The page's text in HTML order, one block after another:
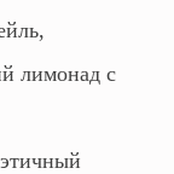
лимонад с